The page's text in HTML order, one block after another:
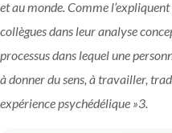
et au monde. Comme
collègues dans leur analyse
processus dans lequel une
à donner du sens, à travailler,
expérience psychédélique »3.